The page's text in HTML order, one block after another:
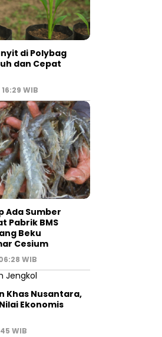
di Polybag
dan Cepat
WIB
Ada Sumber
Pabrik BMS
Beku
Cesium
WIB
Khas Nusantara,
Ekonomis
WIB